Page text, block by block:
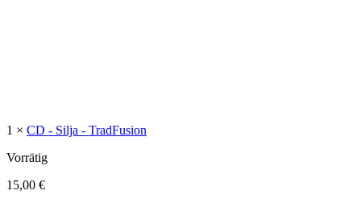
1 × CD - Silja - TradFusion
Vorrätig
15,00 €